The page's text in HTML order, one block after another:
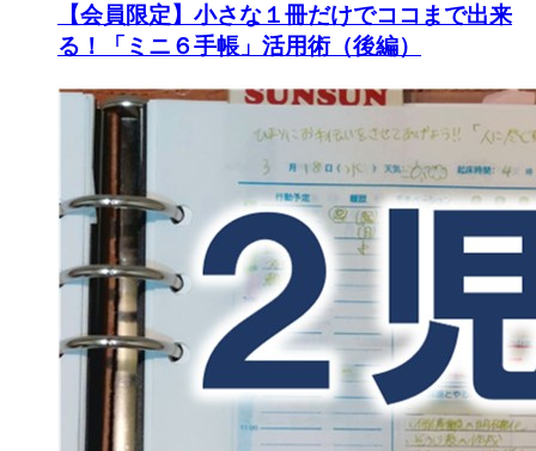
【会員限定】小さな１冊だけでココまで出来
る！「ミニ６手帳」活用術（後編）